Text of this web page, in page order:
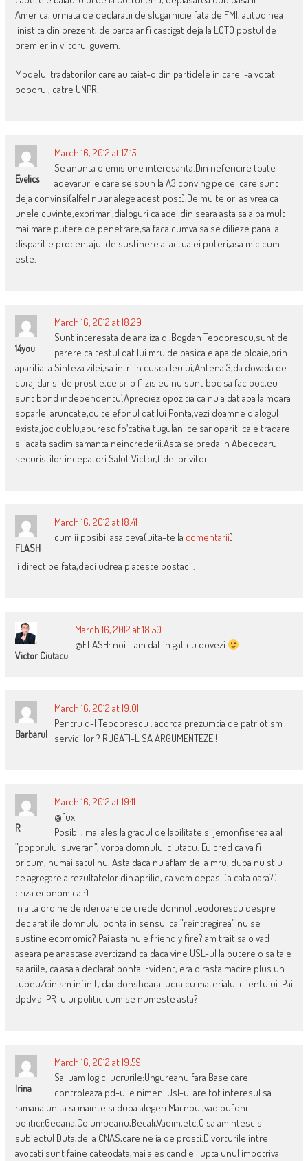
America, urmata de declaratii de slugarnicie fata de FMI, atitudinea
linistita din prezent, de parca ar fi castigat deja la LOTO postul de
premier in viitorul guvern.
Modelul tradatorilor care au taiat-o din partidele in care i-a votat
poporul, catre UNPR.
Evelics
March 16, 2012 at 17:15
Se anunta o emisiune interesanta.Din nefericire toate
adevarurile care se spun la A3 conving pe cei care sunt
deja convinsi(alfel nu ar alege acest post).De multe ori as vrea ca
unele cuvinte,exprimari,dialoguri ca acel din seara asta sa aiba mult
mai mare putere de penetrare,sa faca cumva sa se dilieze pana la
disparitie procentajul de sustinere al actualei puteri,asa mic cum
este.
14you
March 16, 2012 at 18:29
Sunt interesata de analiza dl.Bogdan Teodorescu,sunt de
parere ca testul dat lui mru de basica e apa de ploaie,prin
aparitia la Sinteza zilei,sa intri in cusca leului,Antena 3,da dovada de
curaj dar si de prostie,ce si-o fi zis eu nu sunt boc sa fac poc,eu
sunt bond independentu’.Apreciez opozitia ca nu a dat apa la moara
soparlei aruncate,cu telefonul dat lui Ponta,vezi doamne dialogul
exista,joc dublu,aburesc fo’cativa tugulani ce sar opariti ca e tradare
si iacata sadim samanta neincrederii.Asta se preda in Abecedarul
securistilor incepatori.Salut Victor,fidel privitor.
FLASH
March 16, 2012 at 18:41
cum ii posibil asa ceva(uita-te la comentarii)
ii direct pe fata,deci udrea plateste postacii.
Victor Ciutacu
March 16, 2012 at 18:50
@FLASH: noi i-am dat in gat cu dovezi
Barbarul
March 16, 2012 at 19:01
Pentru d-l Teodorescu : acorda prezumtia de patriotism
serviciilor ? RUGATI-L SA ARGUMENTEZE !
R
March 16, 2012 at 19:11
@fuxi
Posibil, mai ales la gradul de labilitate si jemonfisereala al
”poporului suveran”, vorba domnului ciutacu. Eu cred ca va fi
oricum, numai satul nu. Asta daca nu aflam de la mru, dupa nu stiu
ce agregare a rezultatelor din aprilie, ca vom depasi (a cata oara?)
criza economica.:)
In alta ordine de idei oare ce crede domnul teodorescu despre
declaratiile domnului ponta in sensul ca ”reintregirea” nu se
sustine ecomomic? Pai asta nu e friendly fire? am trait sa o vad
aseara pe anastase avertizand ca daca vine USL-ul la putere o sa taie
salariile, ca asa a declarat ponta. Evident, era o rastalmacire plus un
tupeu/cinism infinit, dar donshoara lucra cu materialul clientului. Pai
dpdv al PR-ului politic cum se numeste asta?
Irina
March 16, 2012 at 19:59
Sa luam logic lucrurile:Ungureanu fara Base care
controleaza pd-ul e nimeni.Usl-ul are tot interesul sa
ramana unita si inainte si dupa alegeri.Mai nou ,vad bufoni
politici:Geoana,Columbeanu,Becali,Vadim,etc.O sa amintesc si
subiectul Duta,de la CNAS,care ne ia de prosti.Divorturile intre
avocati sunt faine cateodata,mai ales cand ei lupta unul impotriva